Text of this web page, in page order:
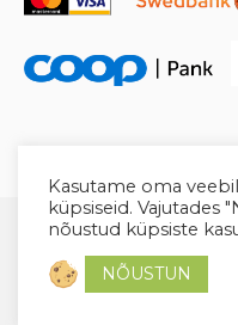
Kasutame oma
küpsiseid. Vajutades
nõustud küpsiste
NÕUSTUN